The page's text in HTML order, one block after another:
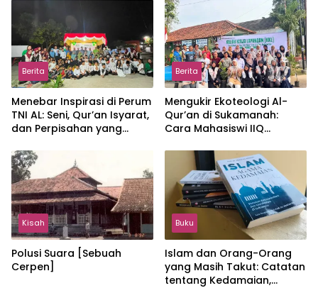
Berita
Menebar Inspirasi di Perum
TNI AL: Seni, Qur’an Isyarat,
dan Perpisahan yang
Berita
Mengukir Ekoteologi Al-
Qur’an di Sukamanah:
Cara Mahasiswi IIQ
Jonggol
Kisah
Polusi Suara [Sebuah
Cerpen]
Buku
Islam dan Orang-Orang
yang Masih Takut: Catatan
tentang Kedamaian,